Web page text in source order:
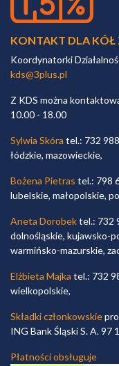
KONTAKT DLA KÓŁ
Koordynatorki
kds@3plus.pl
Z KDS można
10.00 - 18.00
Sylwia Skóra tel.: 732
łódzkie, mazowieckie,
Bożena Pietras tel.: 798
lubelskie, małopolskie,
Aneta Dorobektel.: 732
dolnośląskie, kujawsko-
warmińsko-mazurskie,
Elżbieta Majka tel.: 732
wielkopolskie,
Składki członkowskie
ING Bank Śląski S. A.
Płatności obsługuje